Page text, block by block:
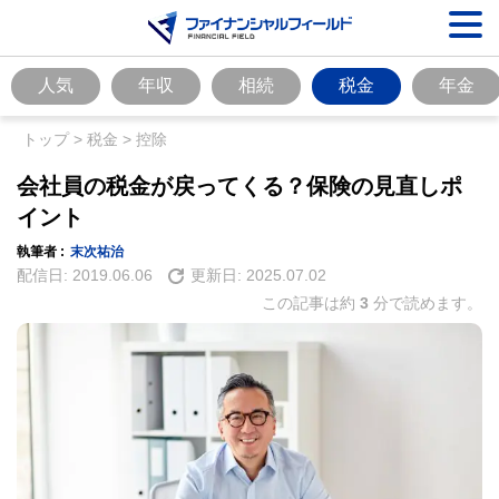
人気 年収 相続 税金 年金
トップ> 税金 > 控除
会社員の税金が戻ってくる？保険の見直しポ
イント
執筆者 : 末次祐治
配信日: 2019.06.06 更新日: 2025.07.02
この記事は約 3 分で読めます。